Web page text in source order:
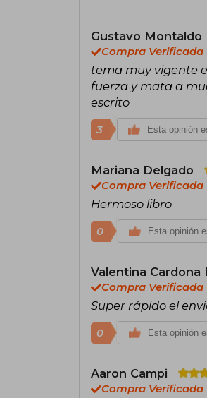
Gustavo Montaldo
Compra Verificada
tema muy vigente
fuerza y mata a
escrito
3 Esta opinión
Mariana Delgado
Compra Verificada
Hermoso libro
0 Esta opinión
Valentina Cardona
Compra Verificada
Super rápido el
0 Esta opinión
Aaron Campi
Compra Verificada